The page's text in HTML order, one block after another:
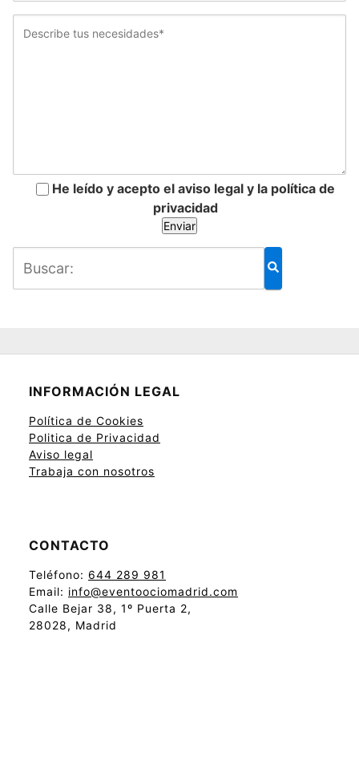
He leído y acepto el aviso legal y la política de
privacidad
INFORMACIÓN LEGAL
Política de Cookies
Politica de Privacidad
Aviso legal
Trabaja con nosotros
CONTACTO
Teléfono: 644 289 981
Email: info@eventoociomadrid.com
Calle Bejar 38, 1º Puerta 2,
28028, Madrid